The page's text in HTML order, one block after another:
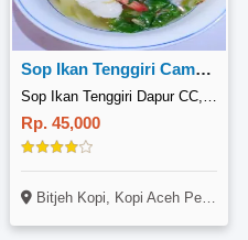
Sop Ikan Tenggiri Campur
Rp. 45,000
Bitjeh Kopi, Kopi Aceh Pertokoan SP Plaza Blok F1 F2, Jl. Letjend Suprapto, Sagulung, Batam